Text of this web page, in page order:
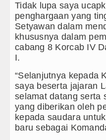
Tidak lupa saya
penghargaan yang
Setyawan dalam
khususnya dalam
cabang 8 Korcab IV
I.
“Selanjutnya kepada
saya beserta jajaran
selamat datang serta
yang diberikan oleh
kepada saudara
baru sebagai